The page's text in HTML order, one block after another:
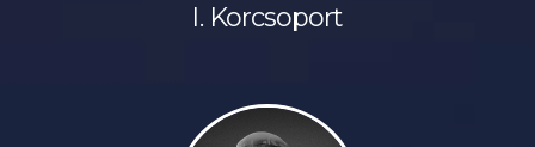
I. Korcsoport